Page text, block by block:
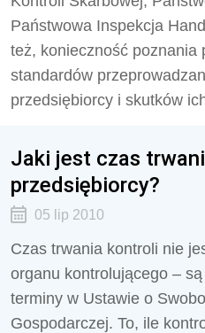
Państwowa Inspekcja
też, konieczność poznania
standardów
przedsiębiorcy i skutków
Jaki jest czas
przedsiębiorcy?
05 lip 2010
Czas trwania kontroli nie
organu kontrolującego –
terminy w Ustawie o
Gospodarczej. To, ile